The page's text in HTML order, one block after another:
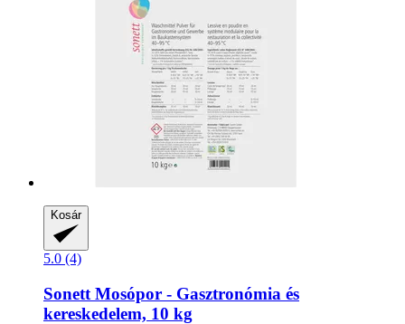
Kosár
5.0 (4)
Sonett Mosópor -​ Gasztronómia és
kereskedelem, 10 kg